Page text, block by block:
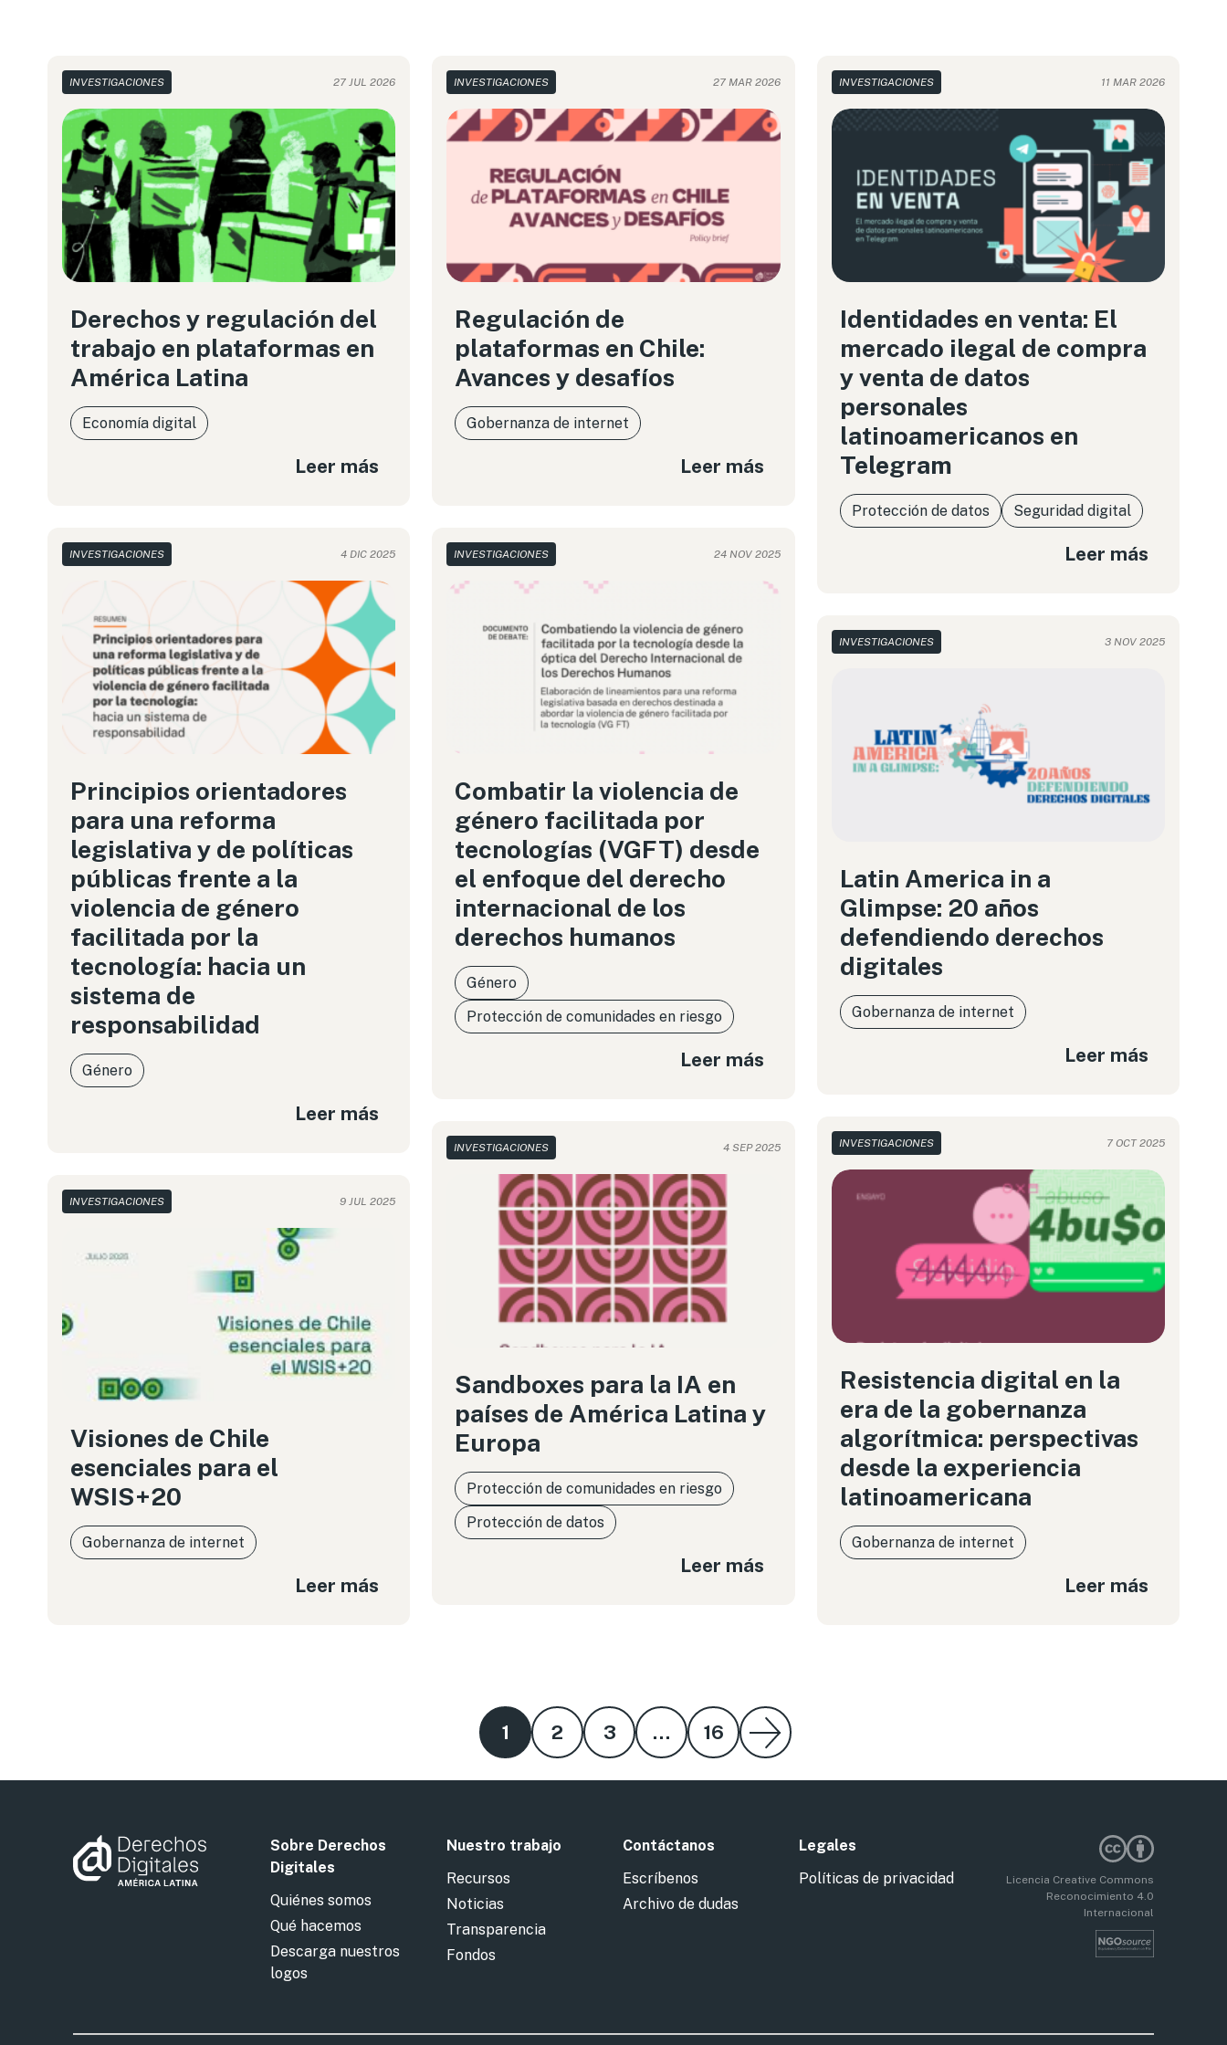
INVESTIGACIONES 27 JUL 2026
Derechos y regulación del
trabajo en plataformas en
América Latina
Economía digital
Leer más
INVESTIGACIONES 27 MAR 2026
Regulación de
plataformas en Chile:
Avances y desafíos
Gobernanza de internet
Leer más
INVESTIGACIONES 11 MAR 2026
Identidades en venta: El
mercado ilegal de compra
y venta de datos
personales
latinoamericanos en
Telegram
Protección de datos Seguridad digital
Leer más
INVESTIGACIONES 4 DIC 2025
Principios orientadores
para una reforma
legislativa y de políticas
públicas frente a la
violencia de género
facilitada por la
tecnología: hacia un
sistema de
responsabilidad
Género
Leer más
INVESTIGACIONES 24 NOV 2025
Combatir la violencia de
género facilitada por
tecnologías (VGFT) desde
el enfoque del derecho
internacional de los
derechos humanos
Género
Protección de comunidades en riesgo
Leer más
INVESTIGACIONES 3 NOV 2025
Latin America in a
Glimpse: 20 años
defendiendo derechos
digitales
Gobernanza de internet
Leer más
INVESTIGACIONES 7 OCT 2025
Resistencia digital en la
era de la gobernanza
algorítmica: perspectivas
desde la experiencia
latinoamericana
Gobernanza de internet
Leer más
INVESTIGACIONES 4 SEP 2025
Sandboxes para la IA en
países de América Latina y
Europa
Protección de comunidades en riesgo
Protección de datos
Leer más
INVESTIGACIONES 9 JUL 2025
Visiones de Chile
esenciales para el
WSIS+20
Gobernanza de internet
Leer más
1 2 3 … 16
Sobre Derechos
Digitales
Quiénes somos
Qué hacemos
Descarga nuestros
logos
Nuestro trabajo
Recursos
Noticias
Transparencia
Fondos
Contáctanos
Escríbenos
Archivo de dudas
Legales
Políticas de privacidad
Licencia Creative Commons
Reconocimiento 4.0
Internacional